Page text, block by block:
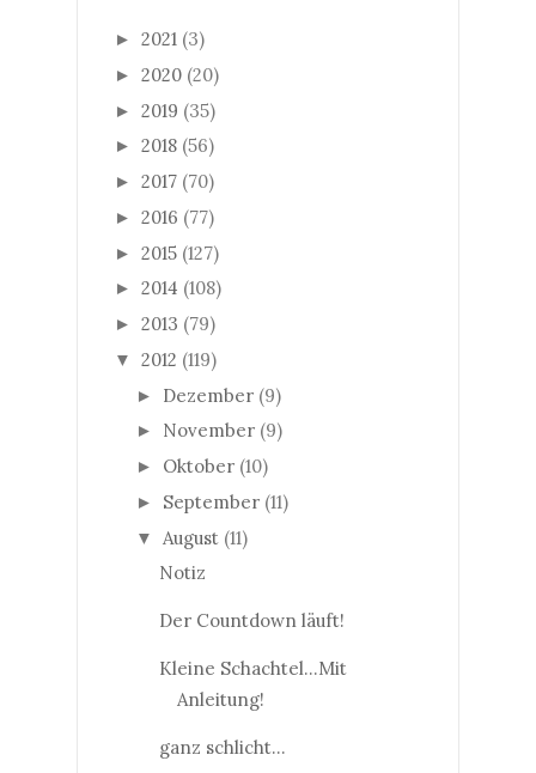
► 2021 (3)
► 2020 (20)
► 2019 (35)
► 2018 (56)
► 2017 (70)
► 2016 (77)
► 2015 (127)
► 2014 (108)
► 2013 (79)
▼ 2012 (119)
► Dezember (9)
► November (9)
► Oktober (10)
► September (11)
▼ August (11)
Notiz
Der Countdown läuft!
Kleine Schachtel...Mit
Anleitung!
ganz schlicht...